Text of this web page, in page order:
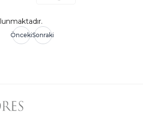
ÖncekiSonraki